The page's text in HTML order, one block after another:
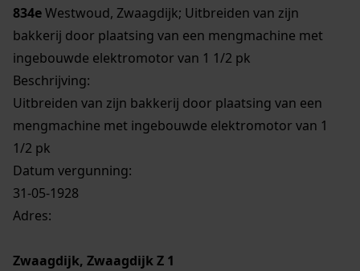
834eWestwoud, Zwaagdijk; Uitbreiden van zijn
bakkerij door plaatsing van een mengmachine met
ingebouwde elektromotor van 1 1/2 pk
Beschrijving:
Uitbreiden van zijn bakkerij door plaatsing van een
mengmachine met ingebouwde elektromotor van 1
1/2 pk
Datum vergunning:
31-05-1928
Adres:
Zwaagdijk, Zwaagdijk Z 1